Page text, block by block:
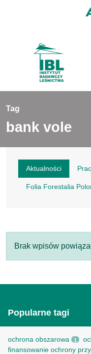
Tag
bank vole
Aktualności
Folia Forestalia
Brak wpisów
Popularne tagi
ochrona obszarowa 1
finansowanie ochrony